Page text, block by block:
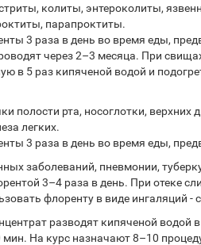
колиты, энтероколиты,
парапроктиты.
3 раза в день во время еды,
через 2–3 месяца. При
в 5 раз кипяченой водой и
полости рта, носоглотки, верхних
легких.
3 раза в день во время еды,
заболеваний, пневмонии,
3–4 раза в день. При отеке
флоренту в виде ингаляций
разводят кипяченой
На курс назначают 8–10